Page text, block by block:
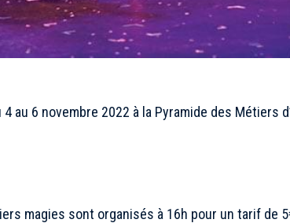
au 6 novembre 2022 à la Pyramide des Métiers
magies sont organisés à 16h pour un tarif de